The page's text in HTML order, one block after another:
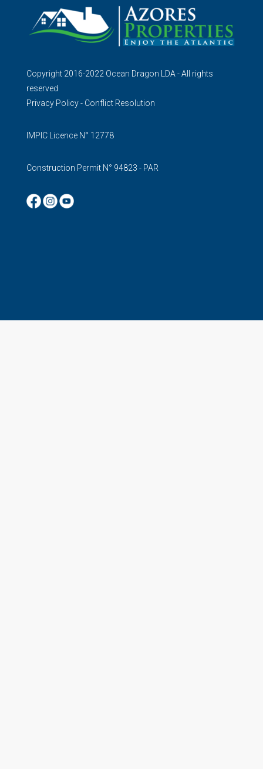
Copyright 2016-2022 Ocean Dragon LDA - All rights
reserved
Privacy Policy- Conflict Resolution
IMPIC Licence N° 12778
Construction Permit N° 94823 - PAR